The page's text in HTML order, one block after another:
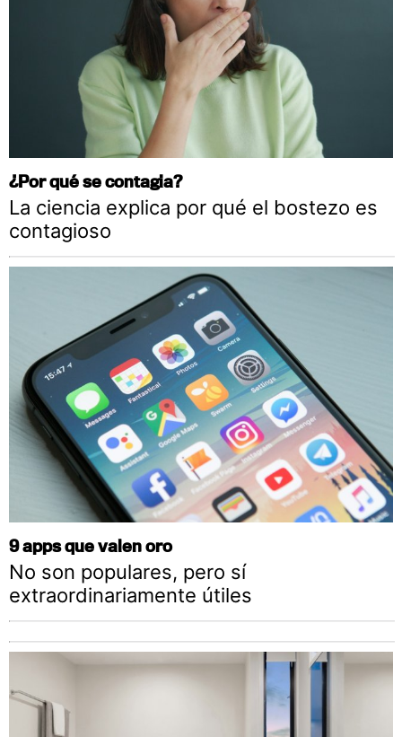
¿Por qué se contagia?
La ciencia explica por qué el bostezo es
contagioso
9 apps que valen oro
No son populares, pero sí
extraordinariamente útiles